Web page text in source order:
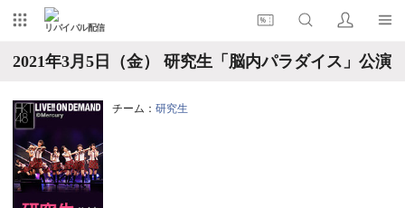
リバイバル配信
2021年3月5日（金） 研究生「脳内パラダイス」公演
チーム： 研究生